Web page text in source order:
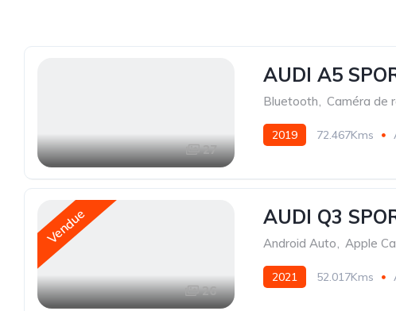
27
AUDI A5
Bluetooth, Caméra de
2019 72.467Kms
Vendue
26
AUDI Q3
Android Auto Apple
2021 52.017Kms